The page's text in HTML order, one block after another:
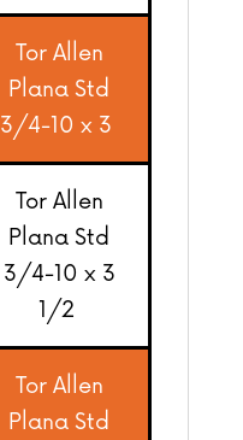
Tor Allen
Plana Std
3/4-10 x 3
Tor Allen
Plana Std
3/4-10 x 3
1/2
Tor Allen
Plana Std